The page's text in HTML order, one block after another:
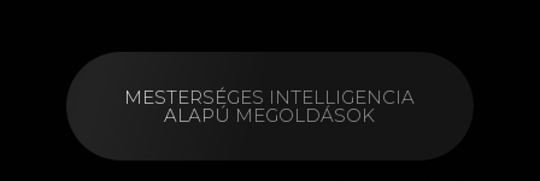
MESTERSÉGES INTELLIGENCIA
ALAPÚ MEGOLDÁSOK